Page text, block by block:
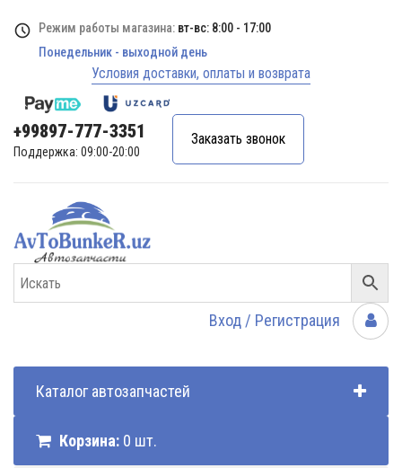
Режим работы магазина: вт-вс: 8:00 - 17:00
Понедельник - выходной день
Условия доставки, оплаты и возврата
+99897-777-3351
Поддержка: 09:00-20:00
Заказать звонок
Вход / Регистрация
Каталог автозапчастей
Корзина: 0 шт.